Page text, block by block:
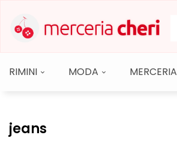
RIMINI MODA MERCERIA
jeans